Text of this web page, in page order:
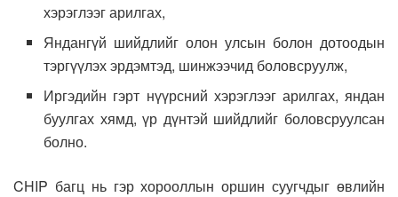
хэрэглээг арилгах,
Яндангүй шийдлийг олон улсын болон дотоодын
тэргүүлэх эрдэмтэд, шинжээчид боловсруулж,
Иргэдийн гэрт нүүрсний хэрэглээг арилгах, яндан
буулгах хямд, үр дүнтэй шийдлийг боловсруулсан
болно.
CHIP багц нь гэр хорооллын оршин суугчдыг өвлийн